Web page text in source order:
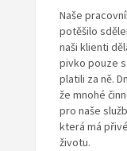
Naše
potěšilo
naši klienti
pivko pouze
platili za ně.
že mnohé
pro naše
která má
životu.